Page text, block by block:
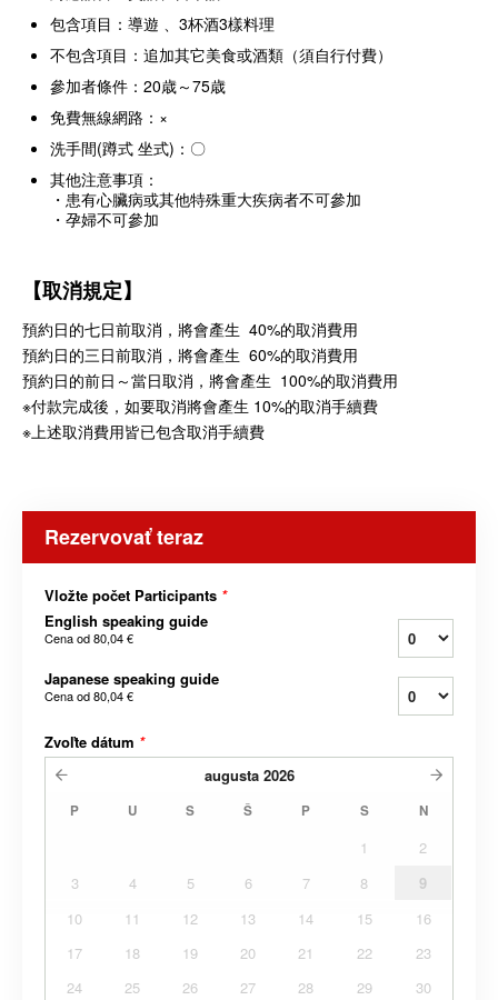
包含項目：導遊 、3杯酒3樣料理
不包含項目：追加其它美食或酒類（須自行付費）
參加者條件：20歳～75歳
免費無線網路：×
洗手間(蹲式 坐式)：〇
其他注意事項：
・患有心臟病或其他特殊重大疾病者不可參加
・孕婦不可參加
【取消規定】
預約日的七日前取消，將會產生 40%的取消費用
預約日的三日前取消，將會產生 60%的取消費用
預約日的前日～當日取消，將會產生 100%的取消費用
※付款完成後，如要取消將會產生 10%的取消手續費
※上述取消費用皆已包含取消手續費
Rezervovať teraz
Vložte počet Participants *
English speaking guide
Cena od80,04 €
Japanese speaking guide
Cena od80,04 €
Zvoľte dátum *
augusta 2026
P U S Š P S N
1
2
3
4 5 6 7 8
9
10
11 12 13 14 15
16
17
18 19 20 21 22
23
24
25 26 27 28 29
30